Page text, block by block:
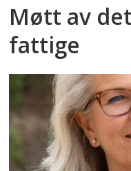
Møtt av
fattige